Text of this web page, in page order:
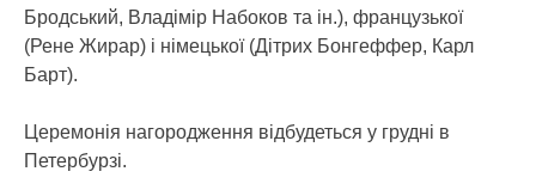
Бродський, Владімір Набоков та ін.), французької
(Рене Жирар) і німецької (Дітрих Бонгеффер, Карл
Барт).
Церемонія нагородження відбудеться у грудні в
Петербурзі.